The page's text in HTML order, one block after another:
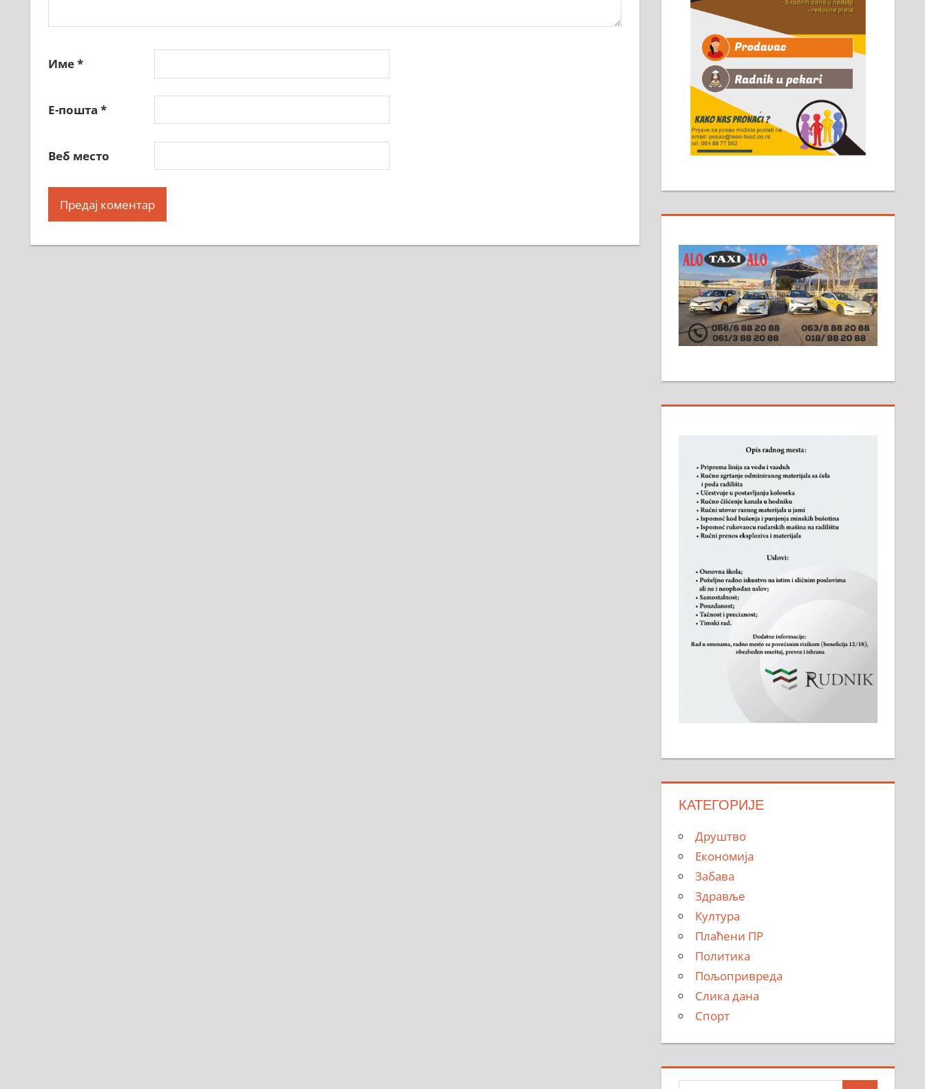
Име*
Е-пошта *
Веб место
КАТЕГОРИЈЕ
Друштво
Економија
Забава
Здравље
Култура
Плаћени ПР
Политика
Пољопривреда
Слика дана
Спорт